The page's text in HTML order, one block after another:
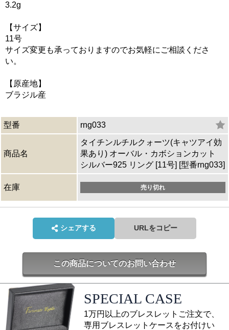
3.2g
【サイズ】
11号
サイズ変更も承っておりますのでお気軽にご相談くださ
い。
【原産地】
ブラジル産
型番 rng033
商品名
タイチンルチルクォーツ(キャツアイ効
果あり) オーバル・カボションカット
シルバー925 リング [11号] [型番rng033]
在庫 売り切れ
シェアする URLをコピー
この商品についてのお問い合わせ
SPECIAL CASE
1万円以上のブレスレットご注文で、
専用ブレスレットケースをお付けい